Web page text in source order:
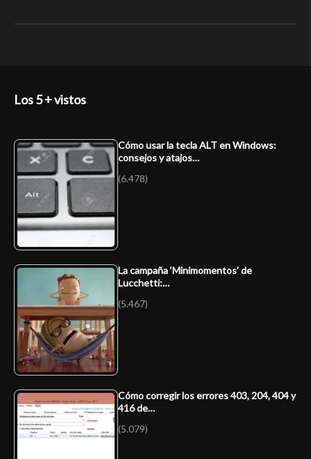
Los 5 + vistos
Cómo usar la tecla ALT en Windows:
consejos y atajos…
(6.478)
La campaña ‘Minimomentos’ de
Lucchetti:…
(5.467)
Cómo corregir los errores 403, 204, 404 y
416 de…
(5.079)